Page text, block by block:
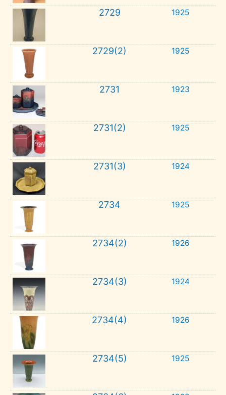
2729 1925
2729(2) 1925
2731 1923
2731(2) 1925
2731(3) 1924
2734 1925
2734(2) 1926
2734(3) 1924
2734(4) 1926
2734(5) 1925